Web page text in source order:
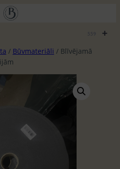
+
/ Būvmateriāli / Blīvējamā